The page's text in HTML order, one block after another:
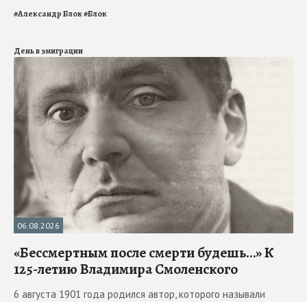
#Александр Блок#Блок
День в эмиграции
06.08.2026
«Бессмертным после смерти будешь…» К
125-летию Владимира Смоленского
6 августа 1901 года родился автор, которого называли